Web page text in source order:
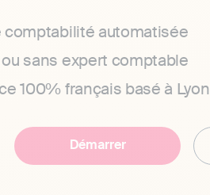
comptabilité automatisée
sans expert comptable
100% français basé à Lyon
Démarrer